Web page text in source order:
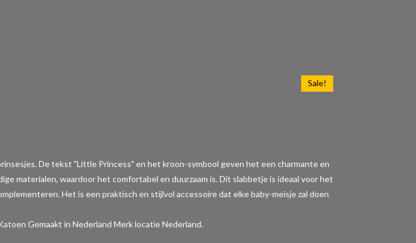
Sale!
De tekst "Little Princess" en het kroon-symbool geven het een charmante en
materialen, waardoor het comfortabel en duurzaam is. Dit slabbetje is ideaal voor het
Het is een praktisch en stijlvol accessoire dat elke baby-meisje zal doen
Gemaakt in Nederland Merk locatie Nederland.